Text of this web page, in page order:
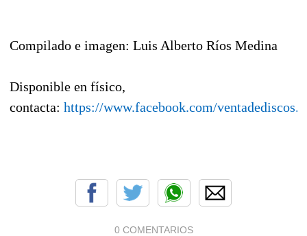
Compilado e imagen: Luis Alberto Ríos Medina
Disponible en físico,
contacta: https://www.facebook.com/
0 COMENTARIOS